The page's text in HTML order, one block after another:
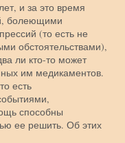
и за это время
болеющими
(то есть не
обстоятельствами),
ли кто-то может
им медикаментов.
есть
способны
ее решить. Об этих